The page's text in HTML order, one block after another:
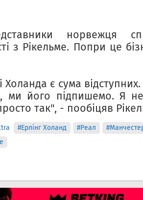
норвежця
з Рікельме. Попри це
Холанда є сума
ми його підпишемо. Я
так", - пообіцяв
#Ерлінг Холанд #Реал